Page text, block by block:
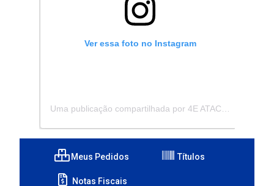
Ver essa foto no Instagram
Meus Pedidos Títulos
Notas Fiscais